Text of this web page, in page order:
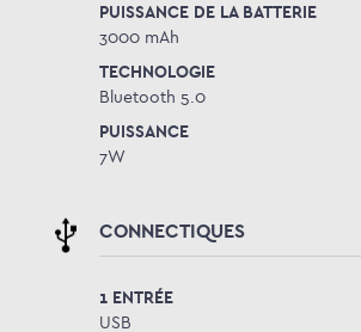
PUISSANCE DE LA BATTERIE
3000 mAh
TECHNOLOGIE
Bluetooth 5.0
PUISSANCE
7W
CONNECTIQUES
1 ENTRÉE
USB